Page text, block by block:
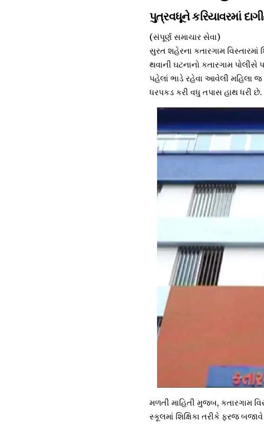
પુત્રવધૂને કરિયાવરમાં
(સંપૂર્ણ સમાચાર સેવા)
સુરત શહેરના કતારગામ વિસ્તારમાં
થવાની ઘટનાનો કતારગામ પોલીસે
પહેલાં ભાડે રહેવા આવેલી મહિલા જ
ધરપકડ કરી વધુ તપાસ હાથ ધરી છે.
મળતી માહિતી મુજબ, કતારગામ
સ્કૂલમાં શિક્ષિકા તરીકે ફરજ